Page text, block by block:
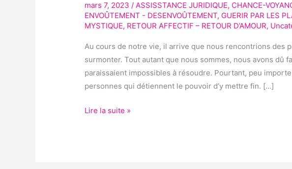
mars 7, 2023/ASSISSTANCE JURIDIQUE, CHANCE-
ENVOÛTEMENT - DESENVOÛTEMENT, GUERIR PAR LES
MYSTIQUE, RETOUR AFFECTIF – RETOUR D’AMOUR,
Au cours de notre vie, il arrive que nous rencontrions des
surmonter. Tout autant que nous sommes, nous avons dû
paraissaient impossibles à résoudre. Pourtant, peu
personnes qui détiennent le pouvoir d’y mettre fin. […]
ATTENDRE
D’UN
AFRICAIN ?
Lire la suite »